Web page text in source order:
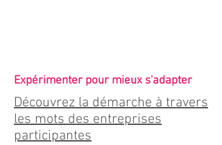
Expérimenter pour mieux s'adapter
Découvrez la démarche à travers
les mots des entreprises
participantes